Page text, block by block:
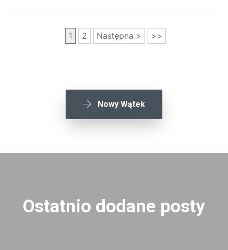
1 2 Następna > >>
Nowy Wątek
Ostatnio dodane posty